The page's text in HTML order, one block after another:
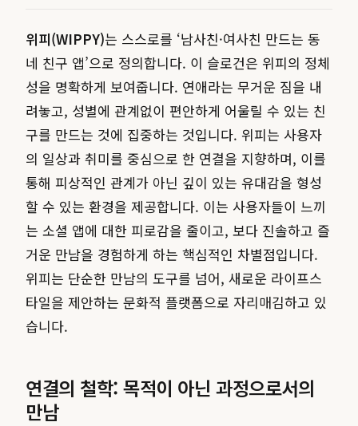
위피(WIPPY)는 스스로를 ‘남사친·여사친 만드는 동
네 친구 앱’으로 정의합니다. 이 슬로건은 위피의 정체
성을 명확하게 보여줍니다. 연애라는 무거운 짐을 내
려놓고, 성별에 관계없이 편안하게 어울릴 수 있는 친
구를 만드는 것에 집중하는 것입니다. 위피는 사용자
의 일상과 취미를 중심으로 한 연결을 지향하며, 이를
통해 피상적인 관계가 아닌 깊이 있는 유대감을 형성
할 수 있는 환경을 제공합니다. 이는 사용자들이 느끼
는 소셜 앱에 대한 피로감을 줄이고, 보다 진솔하고 즐
거운 만남을 경험하게 하는 핵심적인 차별점입니다.
위피는 단순한 만남의 도구를 넘어, 새로운 라이프스
타일을 제안하는 문화적 플랫폼으로 자리매김하고 있
습니다.
연결의 철학: 목적이 아닌 과정으로서의
만남